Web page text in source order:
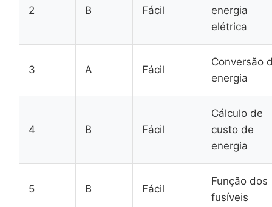
2 B Fácil
energia
elétrica
3 A Fácil
Conversão
energia
4 B Fácil
Cálculo de
custo de
energia
5 B Fácil
Função dos
fusíveis